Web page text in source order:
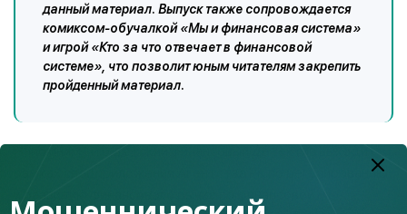
данный материал. Выпуск также сопровождается
комиксом-обучалкой «Мы и финансовая система»
и игрой «Кто за что отвечает в финансовой
системе», что позволит юным читателям закрепить
пройденный материал.
рамках спецприложения Агентства РК по регулированию